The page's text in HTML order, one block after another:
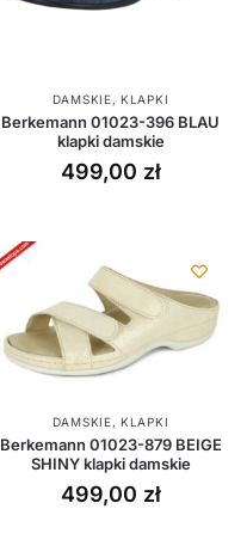
DAMSKIE,KLAPKI
Berkemann 01023-396 BLAU
klapki damskie
499,00 zł
DAMSKIE,KLAPKI
Berkemann 01023-879 BEIGE
SHINY klapki damskie
499,00 zł